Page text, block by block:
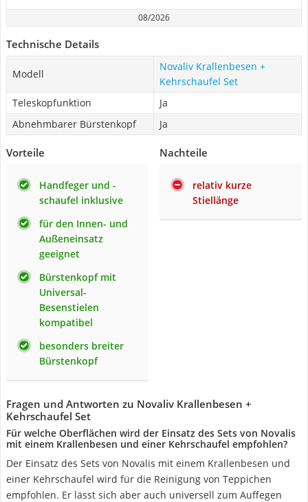
08/2026
Technische Details
Modell
Novaliv Krallenbesen +
Kehrschaufel Set
Teleskopfunktion
Ja
Abnehmbarer Bürstenkopf
Ja
Vorteile
Handfeger und -
schaufel inklusive
für den Innen- und
Außeneinsatz
geeignet
Bürstenkopf mit
Universal-
Besenstielen
kompatibel
besonders breiter
Bürstenkopf
Nachteile
relativ kurze
Stiellänge
Fragen und Antworten zu Novaliv Krallenbesen +
Kehrschaufel Set
Für welche Oberflächen wird der Einsatz des Sets von Novalis
mit einem Krallenbesen und einer Kehrschaufel empfohlen?
Der Einsatz des Sets von Novalis mit einem Krallenbesen und
einer Kehrschaufel wird für die Reinigung von Teppichen
empfohlen. Er lässt sich aber auch universell zum Auffegen